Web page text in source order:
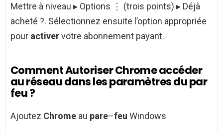
Mettre à niveau ▸ Options ⋮ (trois points) ▸ Déjà
acheté ?. Sélectionnez ensuite l’option appropriée
pour activervotre abonnement payant.
Comment Autoriser Chrome accéder
au réseau dans les paramètres du par
feu ?
Ajoutez Chrome au pare–feu Windows